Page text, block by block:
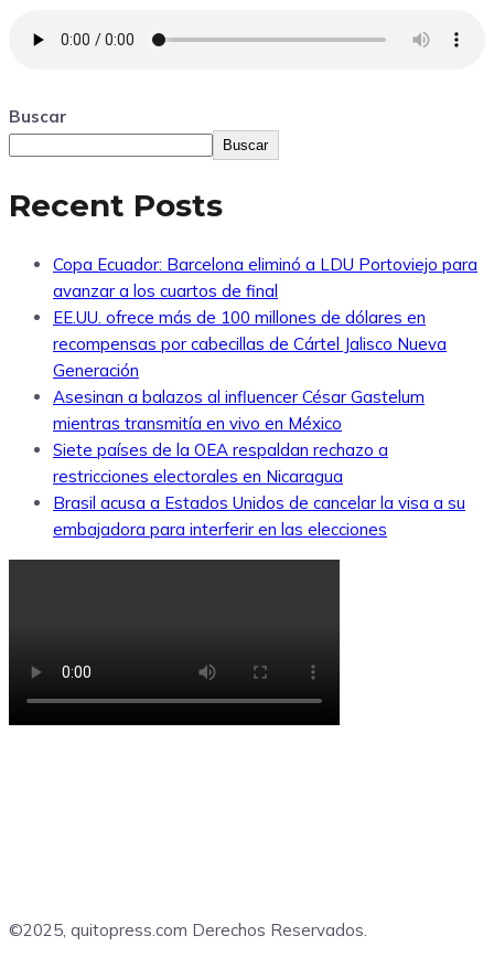
Buscar
Buscar
Recent Posts
Copa Ecuador: Barcelona eliminó a LDU Portoviejo para
avanzar a los cuartos de final
EE.UU. ofrece más de 100 millones de dólares en
recompensas por cabecillas de Cártel Jalisco Nueva
Generación
Asesinan a balazos al influencer César Gastelum
mientras transmitía en vivo en México
Siete países de la OEA respaldan rechazo a
restricciones electorales en Nicaragua
Brasil acusa a Estados Unidos de cancelar la visa a su
embajadora para interferir en las elecciones
©2025, quitopress.com Derechos Reservados.